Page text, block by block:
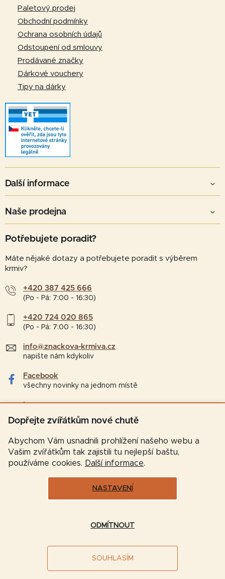
Dopřejte zvířátkům nové chutě
Abychom Vám usnadnili prohlížení našeho webu a
Vašim zvířátkům tak zajistili tu nejlepší baštu,
používáme cookies. Další informace.
SOUHLASÍM
NASTAVENÍ
ODMÍTNOUT
Paletový prodej
Obchodní podmínky
Ochrana osobních údajů
Odstoupení od smlouvy
Prodávané značky
Dárkové vouchery
Tipy na dárky
Další informace
Naše prodejna
Potřebujete poradit?
Máte nějaké dotazy a potřebujete poradit s výběrem
krmiv?
+420 387 425 666
(Po - Pá: 7:00 - 16:30)
+420 724 020 865
(Po - Pá: 7:00 - 16:30)
info@znackova-krmiva.cz
napište nám kdykoliv
Facebook
všechny novinky na jednom místě
Instagram
tipy a zajímavosti pro chovatele
Vytvořil Shoptet
Upravit nastavení cookies